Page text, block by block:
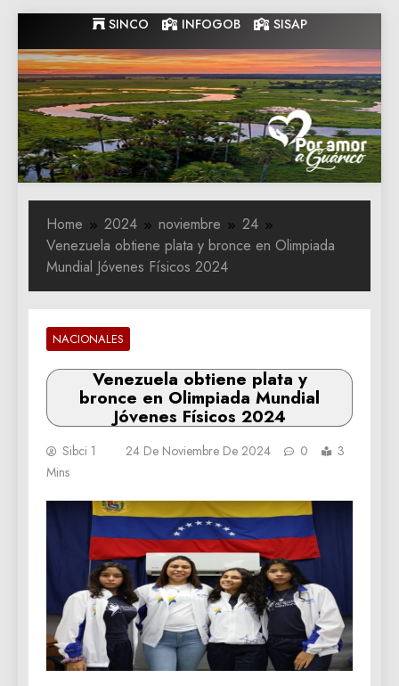
to
content
SINCO INFOGOB SISAP
Gobernacion
de Guarico
Gobernacion de Guarico
Home 2024 noviembre
24
Venezuela obtiene plata y bronce en Olimpiada
Mundial Jóvenes Físicos 2024
NACIONALES
Venezuela obtiene plata y
bronce en Olimpiada Mundial
Jóvenes Físicos 2024
Sibci 1 24 De Noviembre De 2024 0
3
Mins